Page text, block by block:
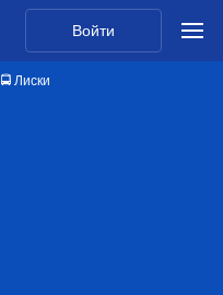
Войти
🚍 Лиски